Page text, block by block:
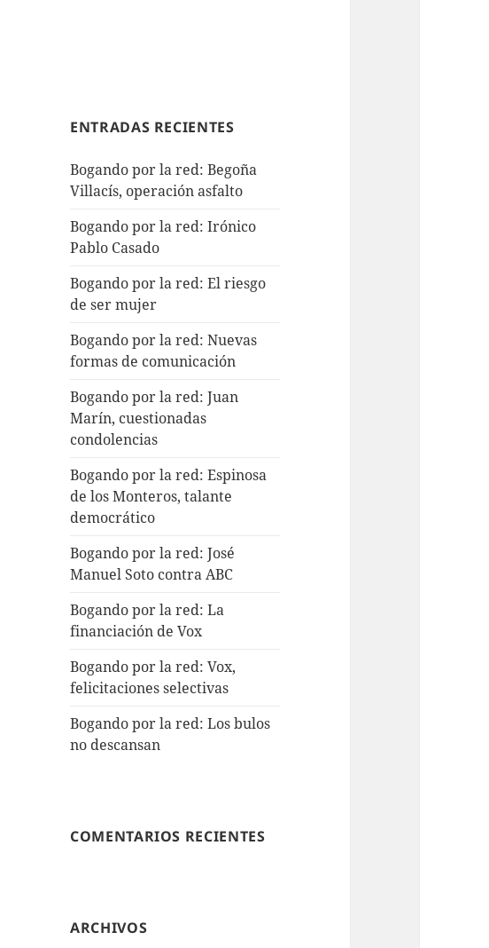
ENTRADAS RECIENTES
Bogando por la red: Begoña
Villacís, operación asfalto
Bogando por la red: Irónico
Pablo Casado
Bogando por la red: El riesgo
de ser mujer
Bogando por la red: Nuevas
formas de comunicación
Bogando por la red: Juan
Marín, cuestionadas
condolencias
Bogando por la red: Espinosa
de los Monteros, talante
democrático
Bogando por la red: José
Manuel Soto contra ABC
Bogando por la red: La
financiación de Vox
Bogando por la red: Vox,
felicitaciones selectivas
Bogando por la red: Los bulos
no descansan
COMENTARIOS RECIENTES
ARCHIVOS